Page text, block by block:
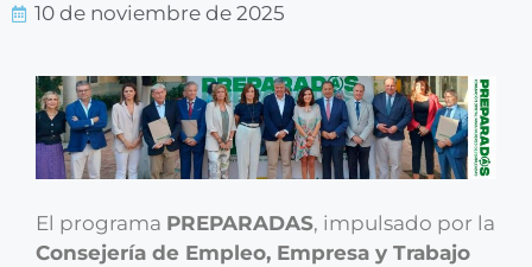
10 de noviembre de 2025
El programa PREPARADAS, impulsado por la
Consejería de Empleo, Empresa y Trabajo